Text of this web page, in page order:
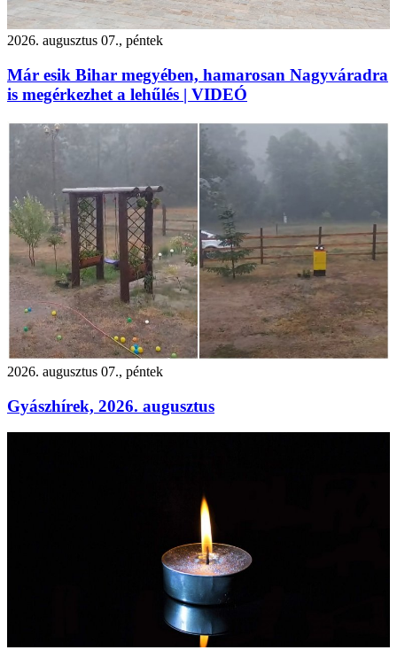
2026. augusztus 07., péntek
Már esik Bihar megyében, hamarosan Nagyváradra
is megérkezhet a lehűlés | VIDEÓ
2026. augusztus 07., péntek
Gyászhírek, 2026. augusztus